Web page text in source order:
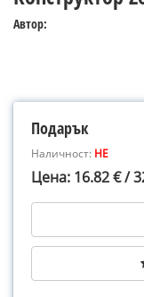
Автор:
Подарък
Наличност: НЕ
Цена: 16.82 € /